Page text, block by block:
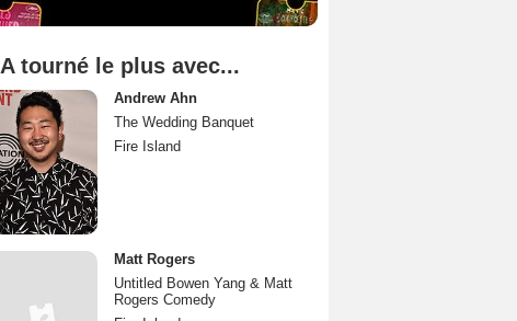
A tourné le plus avec...
Andrew Ahn
The Wedding Banquet
Fire Island
Matt Rogers
Untitled Bowen Yang & Matt
Rogers Comedy